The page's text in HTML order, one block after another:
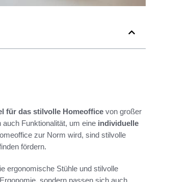
für das stilvolle Homeoffice von großer
Funktionalität, um eine individuelle
zur Norm wird, sind stilvolle
fördern.
ergonomische Stühle und stilvolle
sondern passen sich auch